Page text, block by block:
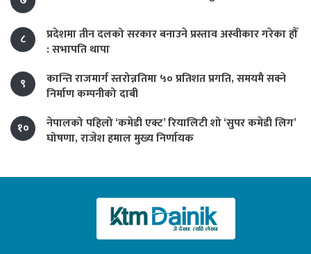
८
प्रदेशमा तीन दलको सरकार बनाउने प्रस्ताव अस्वीकार गरेका हौँ
: सभापति थापा
९
कान्ति राजमार्ग स्तरोन्नतिमा ५० प्रतिशत प्रगति, समयमै सक्ने
निर्माण कम्पनीको दाबी
१०
नेपालको पहिलो ‘कमेडी एक्ट’ रियालिटी शो ‘सुपर कमेडी लिग’
घोषणा, राजेश हमाल मुख्य निर्णायक